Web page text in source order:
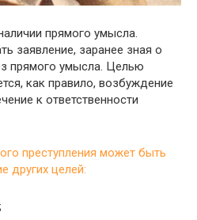
прямого умысла.
заявление, заранее зная о
прямого умысла. Целью
как правило, возбуждение
к ответственности
преступления может быть
других целей: